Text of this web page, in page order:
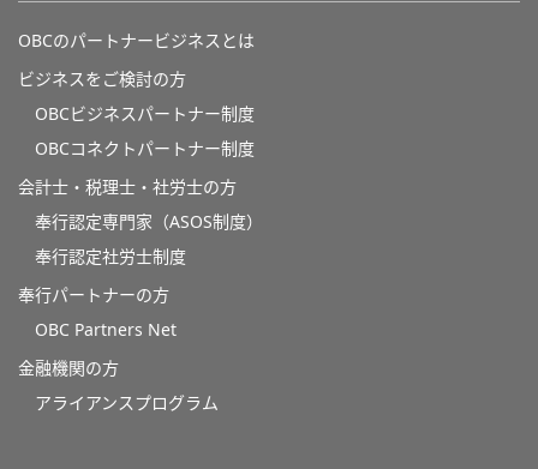
OBCのパートナービジネスとは
ビジネスをご検討の方
OBCビジネスパートナー制度
OBCコネクトパートナー制度
会計士・税理士・社労士の方
奉行認定専門家（ASOS制度）
奉行認定社労士制度
奉行パートナーの方
OBC Partners Net
金融機関の方
アライアンスプログラム